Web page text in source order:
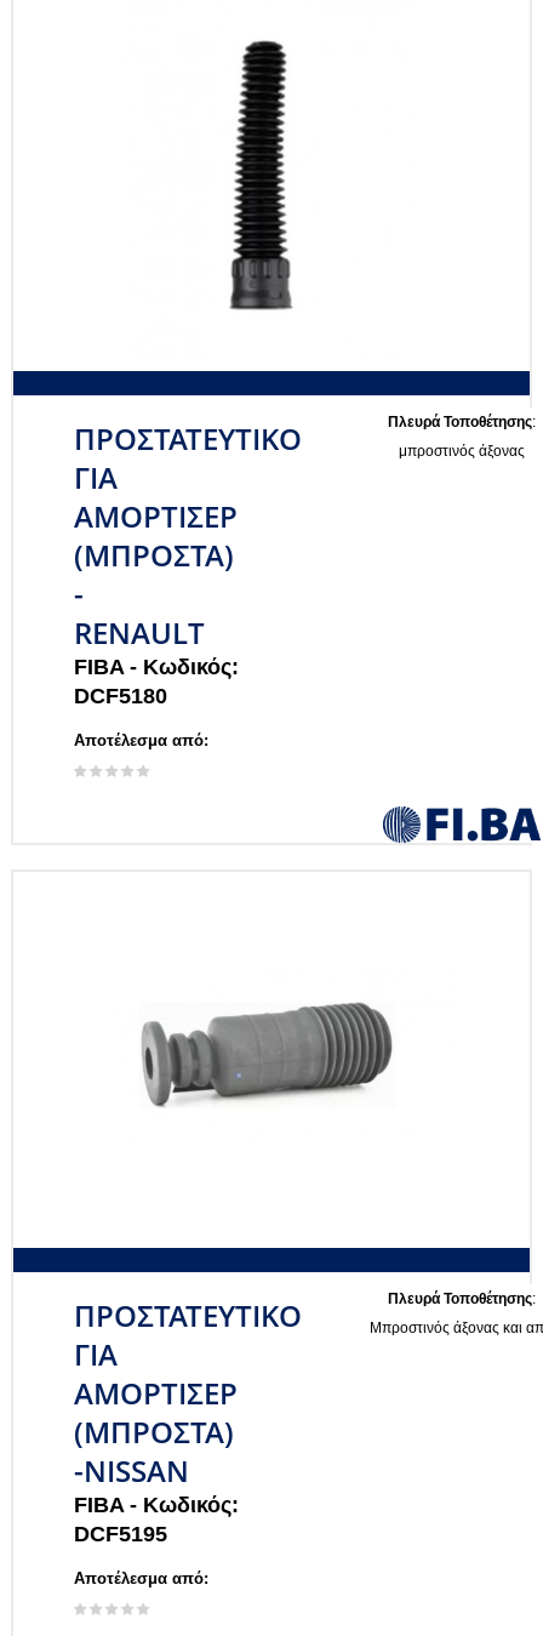
ΠΡΟΣΤΑΤΕΥΤΙΚΟ
ΓΙΑ
ΑΜΟΡΤΙΣΕΡ
(ΜΠΡΟΣΤΑ)
-
RENAULT
FIBA - Κωδικός:
DCF5180
Αποτέλεσμα από:
Πλευρά Τοποθέτησης:
μπροστινός άξονας
ΠΡΟΣΤΑΤΕΥΤΙΚΟ
ΓΙΑ
ΑΜΟΡΤΙΣΕΡ
(ΜΠΡΟΣΤΑ)
-NISSAN
FIBA - Κωδικός:
DCF5195
Αποτέλεσμα από:
Πλευρά Τοποθέτησης:
Μπροστινός άξονας και